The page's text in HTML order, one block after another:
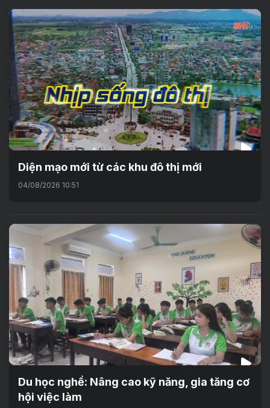
Diện mạo mới từ các khu đô thị mới
04/08/2026 10:51
Du học nghề: Nâng cao kỹ năng, gia tăng cơ
hội việc làm